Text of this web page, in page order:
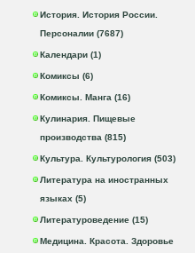
История. История России.
Персоналии (7687)
Календари (1)
Комиксы (6)
Комиксы. Манга (16)
Кулинария. Пищевые
производства (815)
Культура. Культурология (503)
Литература на иностранных
языках (5)
Литературоведение (15)
Медицина. Красота. Здоровье